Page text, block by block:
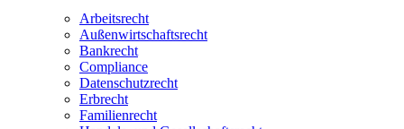
Arbeitsrecht
Außenwirtschaftsrecht
Bankrecht
Compliance
Datenschutzrecht
Erbrecht
Familienrecht